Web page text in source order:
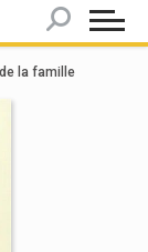
la famille